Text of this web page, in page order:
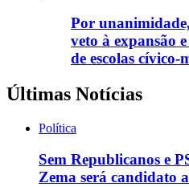
Por
veto à expansão
de escolas cívico-
Últimas Notícias
Política
Sem Republicanos e
Zema será candidato